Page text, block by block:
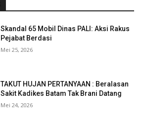
Skandal 65 Mobil Dinas PALI: Aksi Rakus
Pejabat Berdasi
Mei 25, 2026
TAKUT HUJAN PERTANYAAN : Beralasan
Sakit Kadikes Batam Tak Brani Datang
Mei 24, 2026